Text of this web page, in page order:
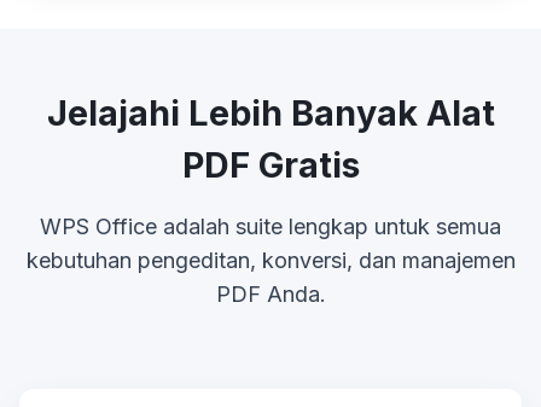
Jelajahi Lebih Banyak Alat
PDF Gratis
WPS Office adalah suite lengkap untuk semua
kebutuhan pengeditan, konversi, dan manajemen
PDF Anda.